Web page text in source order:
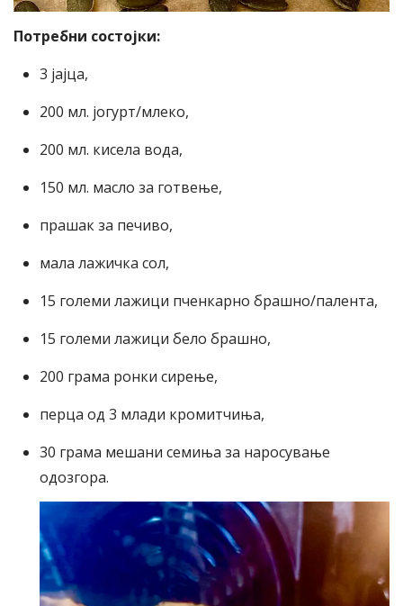
Потребни состојки:
3 јајца,
200 мл. јогурт/млеко,
200 мл. кисела вода,
150 мл. масло за готвење,
прашак за печиво,
мала лажичка сол,
15 големи лажици пченкарно брашно/палента,
15 големи лажици бело брашно,
200 грама ронки сирење,
перца од 3 млади кромитчиња,
30 грама мешани семиња за наросување
одозгора.